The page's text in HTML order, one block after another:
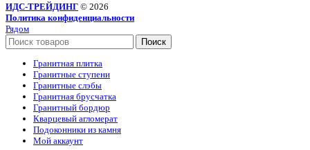
ИДС-ТРЕЙДИНГ © 2026
Политика конфиденциальности
Рядом
Поиск
Гранитная плитка
Гранитные ступени
Гранитные слэбы
Гранитная брусчатка
Гранитный бордюр
Кварцевый агломерат
Подоконники из камня
Мой аккаунт